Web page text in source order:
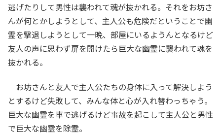
逃げたりして男性は襲われて魂が抜かれる。それをお坊さ
んが何とかしようとして、主人公も危険だということで幽
霊を撃退しようとして一晩、部屋にいるようんとなるけど
友人の声に思わず扉を開けたら巨大な幽霊に襲われて魂を
抜かれる。
お坊さんと友人で主人公たちの身体に入って解決しよう
とするけど失敗して、みんな体と心が入れ替わっちゃう。
巨大な幽霊を車で逃げるけど事故を起こして主人公と男性
で巨大な幽霊を除霊。